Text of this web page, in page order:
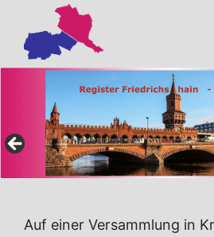
Inhalt
springen
Auf einer Versammlung in